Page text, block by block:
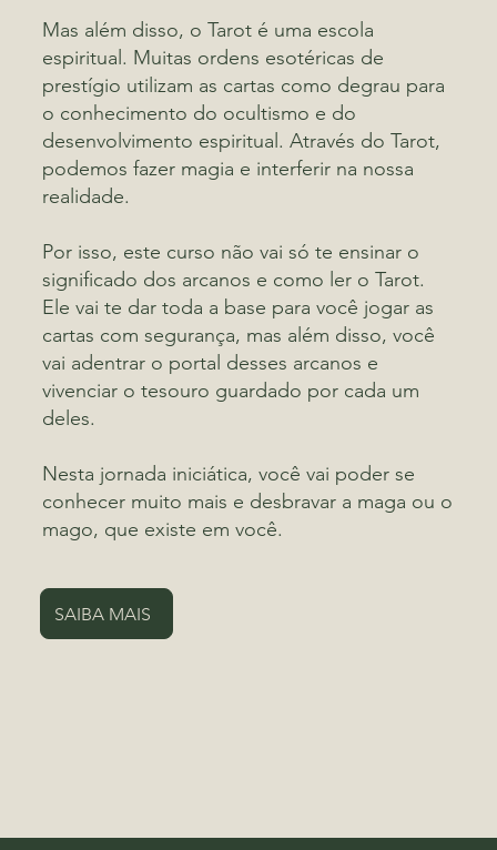
Mas além disso, o Tarot é uma escola
espiritual. Muitas ordens esotéricas de
prestígio utilizam as cartas como degrau para
o conhecimento do ocultismo e do
desenvolvimento espiritual. Através do Tarot,
podemos fazer magia e interferir na nossa
realidade.
Por isso, este curso não vai só te ensinar o
significado dos arcanos e como ler o Tarot.
Ele vai te dar toda a base para você jogar as
cartas com segurança, mas além disso, você
vai adentrar o portal desses arcanos e
vivenciar o tesouro guardado por cada um
deles.
Nesta jornada iniciática, você vai poder se
conhecer muito mais e desbravar a maga ou o
mago, que existe em você.
SAIBA MAIS